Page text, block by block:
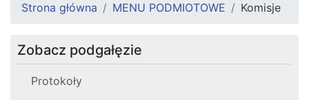
Strona główna MENU PODMIOTOWE Komisje
Zobacz podgałęzie
Protokoły